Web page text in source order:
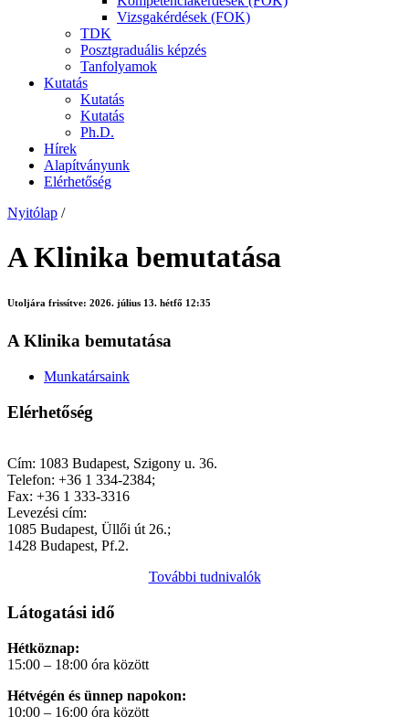
Vizsgakérdések (FOK)
TDK
Posztgraduális képzés
Tanfolyamok
Kutatás
Kutatás
Kutatás
Ph.D.
Hírek
Alapítványunk
Elérhetőség
Nyitólap /
A Klinika bemutatása
Utoljára frissítve: 2026. július 13. hétfő 12:35
A Klinika bemutatása
Munkatársaink
Elérhetőség
Cím: 1083 Budapest, Szigony u. 36.
Telefon: +36 1 334-2384;
Fax: +36 1 333-3316
Levezési cím:
1085 Budapest, Üllői út 26.;
1428 Budapest, Pf.2.
További tudnivalók
Látogatási idő
Hétköznap:
15:00 – 18:00 óra között
Hétvégén és ünnep napokon:
10:00 – 16:00 óra között